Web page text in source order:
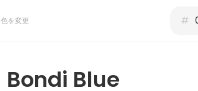
色を変更 #
Bondi Blue